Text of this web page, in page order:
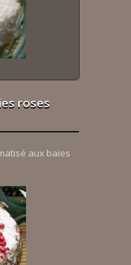
roses
aux baies